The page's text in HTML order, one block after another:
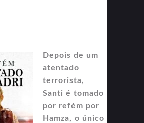
Depois de um
atentado
terrorista,
Santi é tomado
por refém por
Hamza, o único